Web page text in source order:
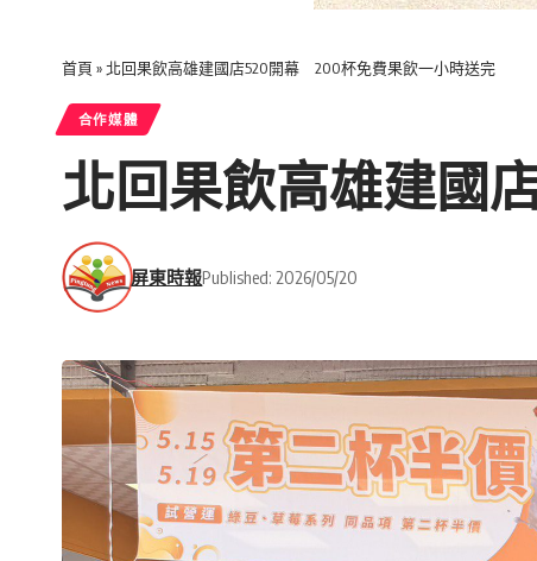
首頁 »北回果飲高雄建國店520開幕 200杯免費果飲一小時送完
合作媒體
北回果飲高雄建國
屏東時報Published: 2026/05/20